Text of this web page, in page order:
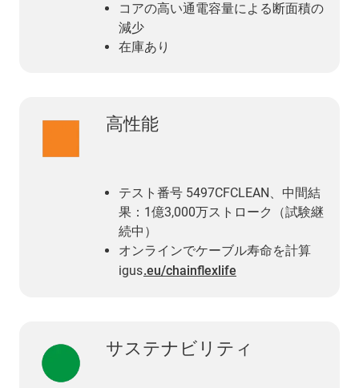
コアの高い通電容量による断面積の
減少
在庫あり
高性能
テスト番号 5497CFCLEAN、中間結
果：1億3,000万ストローク（試験継
続中）
オンラインでケーブル寿命を計算
igus.eu/chainflexlife
サステナビリティ